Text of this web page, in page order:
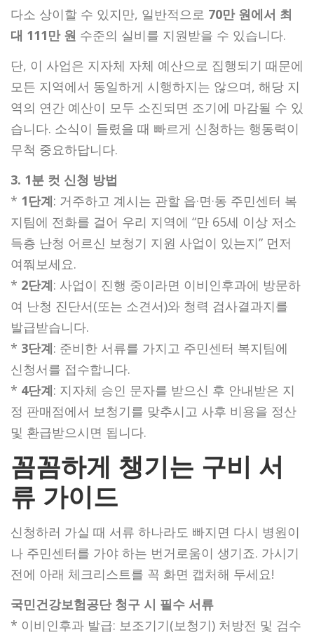
다소 상이할 수 있지만, 일반적으로 70만 원에서 최
대 111만 원 수준의 실비를 지원받을 수 있습니다.
단, 이 사업은 지자체 자체 예산으로 집행되기 때문에
모든 지역에서 동일하게 시행하지는 않으며, 해당 지
역의 연간 예산이 모두 소진되면 조기에 마감될 수 있
습니다. 소식이 들렸을 때 빠르게 신청하는 행동력이
무척 중요하답니다.
3. 1분 컷 신청 방법
* 1단계: 거주하고 계시는 관할 읍·면·동 주민센터 복
지팀에 전화를 걸어 우리 지역에 “만 65세 이상 저소
득층 난청 어르신 보청기 지원 사업이 있는지” 먼저
여쭤보세요.
* 2단계: 사업이 진행 중이라면 이비인후과에 방문하
여 난청 진단서(또는 소견서)와 청력 검사결과지를
발급받습니다.
* 3단계: 준비한 서류를 가지고 주민센터 복지팀에
신청서를 접수합니다.
* 4단계: 지자체 승인 문자를 받으신 후 안내받은 지
정 판매점에서 보청기를 맞추시고 사후 비용을 정산
및 환급받으시면 됩니다.
꼼꼼하게 챙기는 구비 서
류 가이드
신청하러 가실 때 서류 하나라도 빠지면 다시 병원이
나 주민센터를 가야 하는 번거로움이 생기죠. 가시기
전에 아래 체크리스트를 꼭 화면 캡처해 두세요!
국민건강보험공단 청구 시 필수 서류
* 이비인후과 발급: 보조기기(보청기) 처방전 및 검수